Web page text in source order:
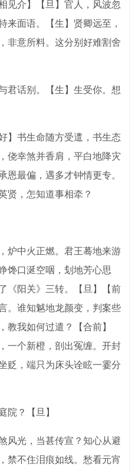
介】【旦】官人，风波忽
来面语。【生】贤卿远至，
非意所料。这分别好难割舍
话别。【生】生受你。想
书生命随方受邅，书生态
侥幸煞并香肩，平白地降灾
恩最偏，遇多才钟情更专。
贤，怎知道事相牵？
中火正燃。君王蓦地来游
馋口涎空咽，刬地芳心思
《阳关》三转。【旦】【前
。谁知魆地龙颜变，判案些
教我如何过遣？【合前】
一个新橙，剖出冤缠。开封
贬，端只为床头诠眩一霎分
？【旦】
光，当甚传宣？知心从避
禁不住泪痕如线。愁看元宵